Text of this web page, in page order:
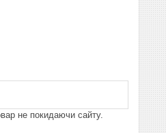
не покидаючи сайту.